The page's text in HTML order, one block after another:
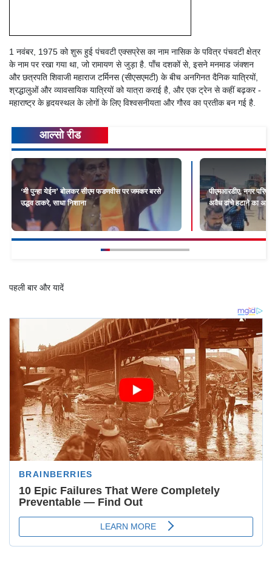
1 नवंबर, 1975 को शुरू हुई पंचवटी एक्सप्रेस का नाम नासिक के पवित्र पंचवटी क्षेत्र
के नाम पर रखा गया था, जो रामायण से जुड़ा है. पाँच दशकों से, इसने मनमाड जंक्शन
और छत्रपति शिवाजी महाराज टर्मिनस (सीएसएमटी) के बीच अनगिनत दैनिक यात्रियों,
श्रद्धालुओं और व्यावसायिक यात्रियों को यात्रा कराई है, और एक ट्रेन से कहीं बढ़कर -
महाराष्ट्र के हृदयस्थल के लोगों के लिए विश्वसनीयता और गौरव का प्रतीक बन गई है.
आल्सो रीड
‘मी पुन्हा येईन’ बोलकर सीएम फडणवीस पर जमकर बरसे
उद्धव ठाकरे, साधा निशाना
पीएमआरडीए, नगर
अवैध ढांचे हटाने का
पहली बार और यादें